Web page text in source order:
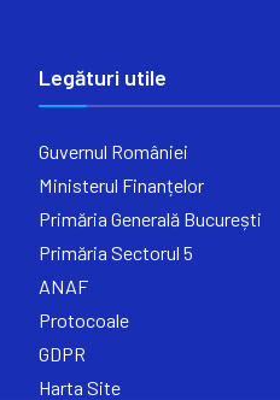
Legături utile
Guvernul României
Ministerul Finanțelor
Primăria Generală București
Primăria Sectorul 5
ANAF
Protocoale
GDPR
Harta Site